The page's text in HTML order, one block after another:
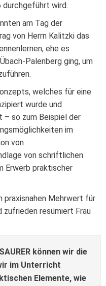
wird.
am Tag der
von Herrn Kalitzki das
ehe es
Palenberg ging, um
welches für eine
wurde und
so zum Beispiel der
im
von
von schriftlichen
Erwerb praktischer
praxisnahen Mehrwert für
zufrieden resümiert Frau
können wir die
im Unterricht
Elemente, wie